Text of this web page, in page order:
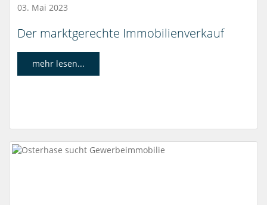
03. Mai 2023
Der marktgerechte Immobilienverkauf
mehr lesen...